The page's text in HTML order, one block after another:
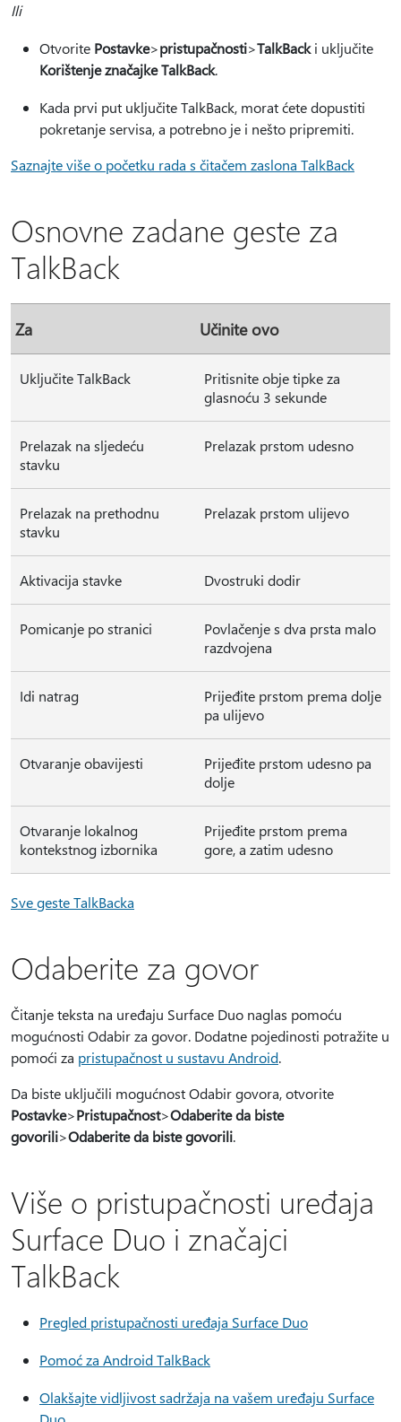
Ili
Otvorite Postavke>pristupačnosti>TalkBacki uključite
Korištenje značajke TalkBack.
Kada prvi put uključite TalkBack, morat ćete dopustiti
pokretanje servisa, a potrebno je i nešto pripremiti.
Saznajte više o početku rada s čitačem zaslona TalkBack
Osnovne zadane geste za
TalkBack
Za Učinite ovo
Uključite TalkBack
Pritisnite obje tipke za
glasnoću 3 sekunde
Prelazak na sljedeću
stavku
Prelazak prstom udesno
Prelazak na prethodnu
stavku
Prelazak prstom ulijevo
Aktivacija stavke Dvostruki dodir
Pomicanje po stranici
Povlačenje s dva prsta malo
razdvojena
Idi natrag
Prijeđite prstom prema dolje
pa ulijevo
Otvaranje obavijesti
Prijeđite prstom udesno pa
dolje
Otvaranje lokalnog
kontekstnog izbornika
Prijeđite prstom prema
gore, a zatim udesno
Sve geste TalkBacka
Odaberite za govor
Čitanje teksta na uređaju Surface Duo naglas pomoću
mogućnosti Odabir za govor. Dodatne pojedinosti potražite u
pomoći za pristupačnost u sustavu Android.
Da biste uključili mogućnost Odabir govora, otvorite
Postavke>Pristupačnost>Odaberite da biste
govorili>Odaberite da biste govorili.
Više o pristupačnosti uređaja
Surface Duo i značajci
TalkBack
Pregled pristupačnosti uređaja Surface Duo
Pomoć za Android TalkBack
Olakšajte vidljivost sadržaja na vašem uređaju Surface